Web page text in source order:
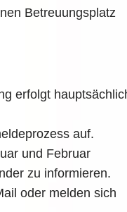
Betreuungsplatz
erfolgt
auf.
und Februar
zu informieren.
oder melden sich